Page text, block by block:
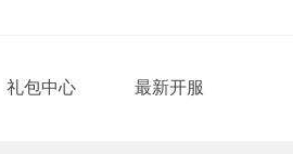
礼包中心 最新开服